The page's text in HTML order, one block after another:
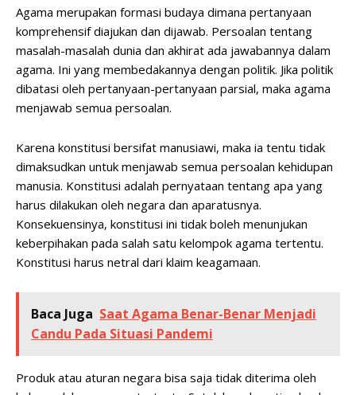
Agama merupakan formasi budaya dimana pertanyaan
komprehensif diajukan dan dijawab. Persoalan tentang
masalah-masalah dunia dan akhirat ada jawabannya dalam
agama. Ini yang membedakannya dengan politik. Jika politik
dibatasi oleh pertanyaan-pertanyaan parsial, maka agama
menjawab semua persoalan.
Karena konstitusi bersifat manusiawi, maka ia tentu tidak
dimaksudkan untuk menjawab semua persoalan kehidupan
manusia. Konstitusi adalah pernyataan tentang apa yang
harus dilakukan oleh negara dan aparatusnya.
Konsekuensinya, konstitusi ini tidak boleh menunjukan
keberpihakan pada salah satu kelompok agama tertentu.
Konstitusi harus netral dari klaim keagamaan.
Baca Juga Saat Agama Benar-Benar Menjadi
Candu Pada Situasi Pandemi
Produk atau aturan negara bisa saja tidak diterima oleh